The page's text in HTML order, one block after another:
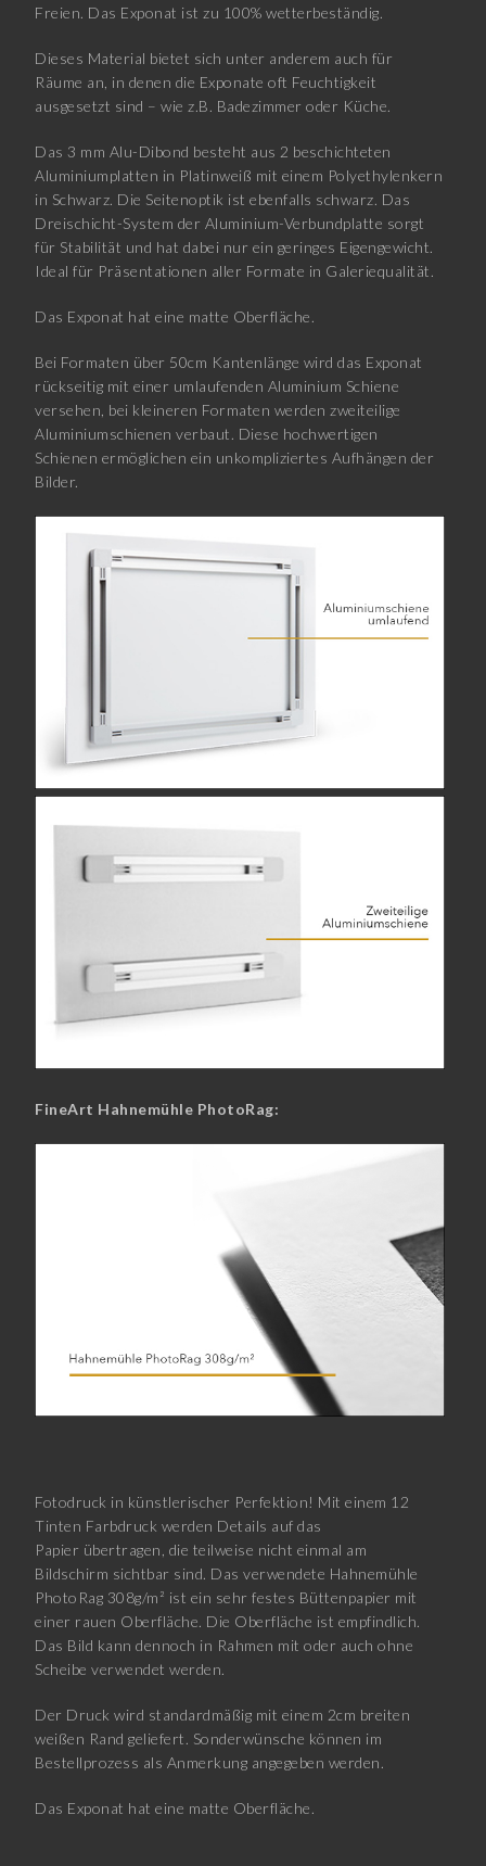
Freien. Das Exponat ist zu 100% wetterbeständig.
Dieses Material bietet sich unter anderem auch für
Räume an, in denen die Exponate oft Feuchtigkeit
ausgesetzt sind – wie z.B. Badezimmer oder Küche.
Das 3 mm Alu-Dibond besteht aus 2 beschichteten
Aluminiumplatten in Platinweiß mit einem Polyethylenkern
in Schwarz. Die Seitenoptik ist ebenfalls schwarz. Das
Dreischicht-System der Aluminium-Verbundplatte sorgt
für Stabilität und hat dabei nur ein geringes Eigengewicht.
Ideal für Präsentationen aller Formate in Galeriequalität.
Das Exponat hat eine matte Oberfläche.
Bei Formaten über 50cm Kantenlänge wird das Exponat
rückseitig mit einer umlaufenden Aluminium Schiene
versehen, bei kleineren Formaten werden zweiteilige
Aluminiumschienen verbaut. Diese hochwertigen
Schienen ermöglichen ein unkompliziertes Aufhängen der
Bilder.
FineArt Hahnemühle PhotoRag:
Fotodruck in künstlerischer Perfektion! Mit einem 12
Tinten Farbdruck werden Details auf das
Papier übertragen, die teilweise nicht einmal am
Bildschirm sichtbar sind. Das verwendete Hahnemühle
PhotoRag 308g/m² ist ein sehr festes Büttenpapier mit
einer rauen Oberfläche. Die Oberfläche ist empfindlich.
Das Bild kann dennoch in Rahmen mit oder auch ohne
Scheibe verwendet werden.
Der Druck wird standardmäßig mit einem 2cm breiten
weißen Rand geliefert. Sonderwünsche können im
Bestellprozess als Anmerkung angegeben werden.
Das Exponat hat eine matte Oberfläche.